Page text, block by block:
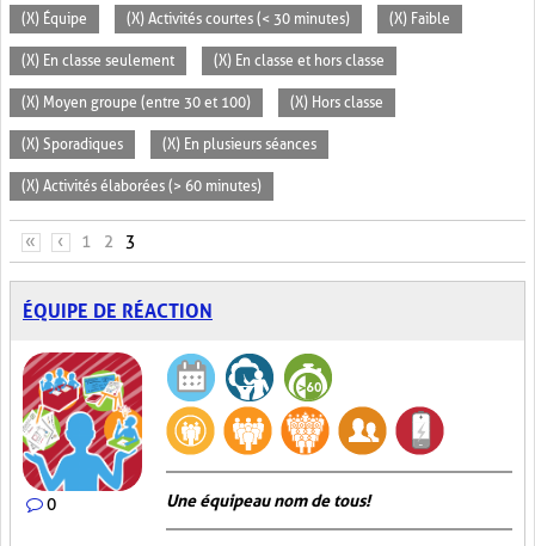
(X) Équipe (X) Activités courtes (< 30 minutes) (X) Faible
(X) En classe seulement (X) En classe et hors classe
(X) Moyen groupe (entre 30 et 100) (X) Hors classe
(X) Sporadiques (X) En plusieurs séances
(X) Activités élaborées (> 60 minutes)
PAGES
« ‹ 1 2 3
ÉQUIPE DE RÉACTION
0 Une équipe au nom de tous!